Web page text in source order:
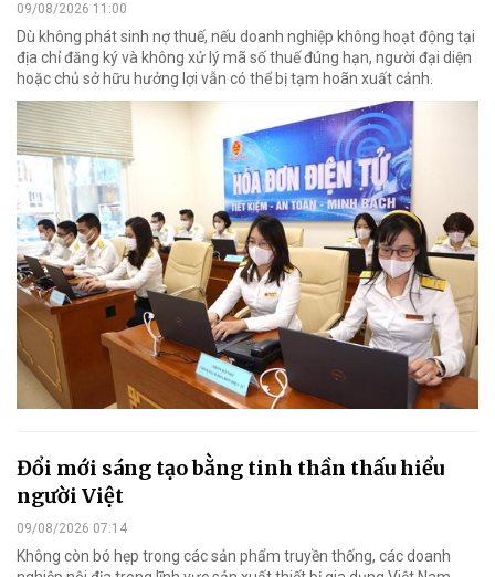
09/08/2026 11:00
Dù không phát sinh nợ thuế, nếu doanh nghiệp không hoạt động tại
địa chỉ đăng ký và không xử lý mã số thuế đúng hạn, người đại diện
hoặc chủ sở hữu hưởng lợi vẫn có thể bị tạm hoãn xuất cảnh.
Đổi mới sáng tạo bằng tinh thần thấu hiểu
người Việt
09/08/2026 07:14
Không còn bó hẹp trong các sản phẩm truyền thống, các doanh